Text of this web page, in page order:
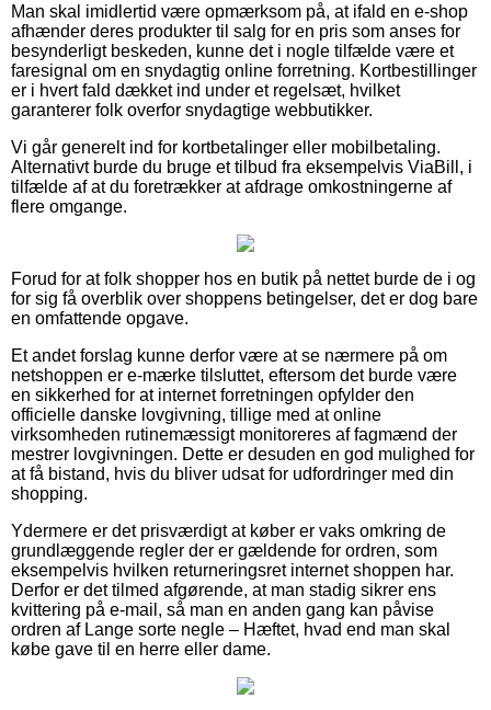
Man skal imidlertid være opmærksom på, at ifald en e-shop
afhænder deres produkter til salg for en pris som anses for
besynderligt beskeden, kunne det i nogle tilfælde være et
faresignal om en snydagtig online forretning. Kortbestillinger
er i hvert fald dækket ind under et regelsæt, hvilket
garanterer folk overfor snydagtige webbutikker.
Vi går generelt ind for kortbetalinger eller mobilbetaling.
Alternativt burde du bruge et tilbud fra eksempelvis ViaBill, i
tilfælde af at du foretrækker at afdrage omkostningerne af
flere omgange.
Forud for at folk shopper hos en butik på nettet burde de i og
for sig få overblik over shoppens betingelser, det er dog bare
en omfattende opgave.
Et andet forslag kunne derfor være at se nærmere på om
netshoppen er e-mærke tilsluttet, eftersom det burde være
en sikkerhed for at internet forretningen opfylder den
officielle danske lovgivning, tillige med at online
virksomheden rutinemæssigt monitoreres af fagmænd der
mestrer lovgivningen. Dette er desuden en god mulighed for
at få bistand, hvis du bliver udsat for udfordringer med din
shopping.
Ydermere er det prisværdigt at køber er vaks omkring de
grundlæggende regler der er gældende for ordren, som
eksempelvis hvilken returneringsret internet shoppen har.
Derfor er det tilmed afgørende, at man stadig sikrer ens
kvittering på e-mail, så man en anden gang kan påvise
ordren af Lange sorte negle – Hæftet, hvad end man skal
købe gave til en herre eller dame.